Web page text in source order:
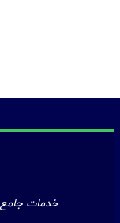
خدمات جامع